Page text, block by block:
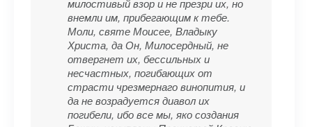
милостивый взор и не презри их, но
внемли им, прибегающим к тебе.
Моли, святе Моисее, Владыку
Христа, да Он, Милосердный, не
отвергнет их, бессильных и
несчастных, погибающих от
страсти чрезмернаго винопития, и
да не возрадуется диавол их
погибели, ибо все мы, яко создания